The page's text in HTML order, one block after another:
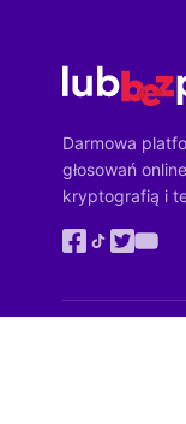
Darmowa
głosowań
kryptografią i